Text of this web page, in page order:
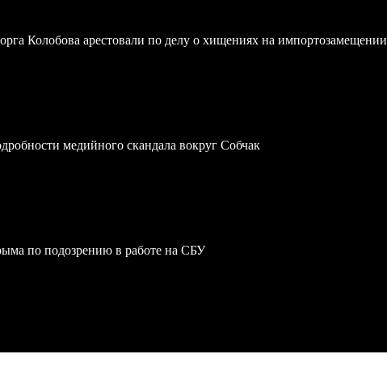
Колобова арестовали по делу о хищениях на импортозамещении
медийного скандала вокруг Собчак
по подозрению в работе на СБУ